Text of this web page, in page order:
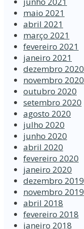
maio 2021
abril 2021
março 2021
fevereiro 2021
janeiro 2021
dezembro 2020
novembro 2020
outubro 2020
setembro 2020
agosto 2020
julho 2020
junho 2020
abril 2020
fevereiro 2020
janeiro 2020
dezembro 2019
novembro 2019
abril 2018
fevereiro 2018
janeiro 2018